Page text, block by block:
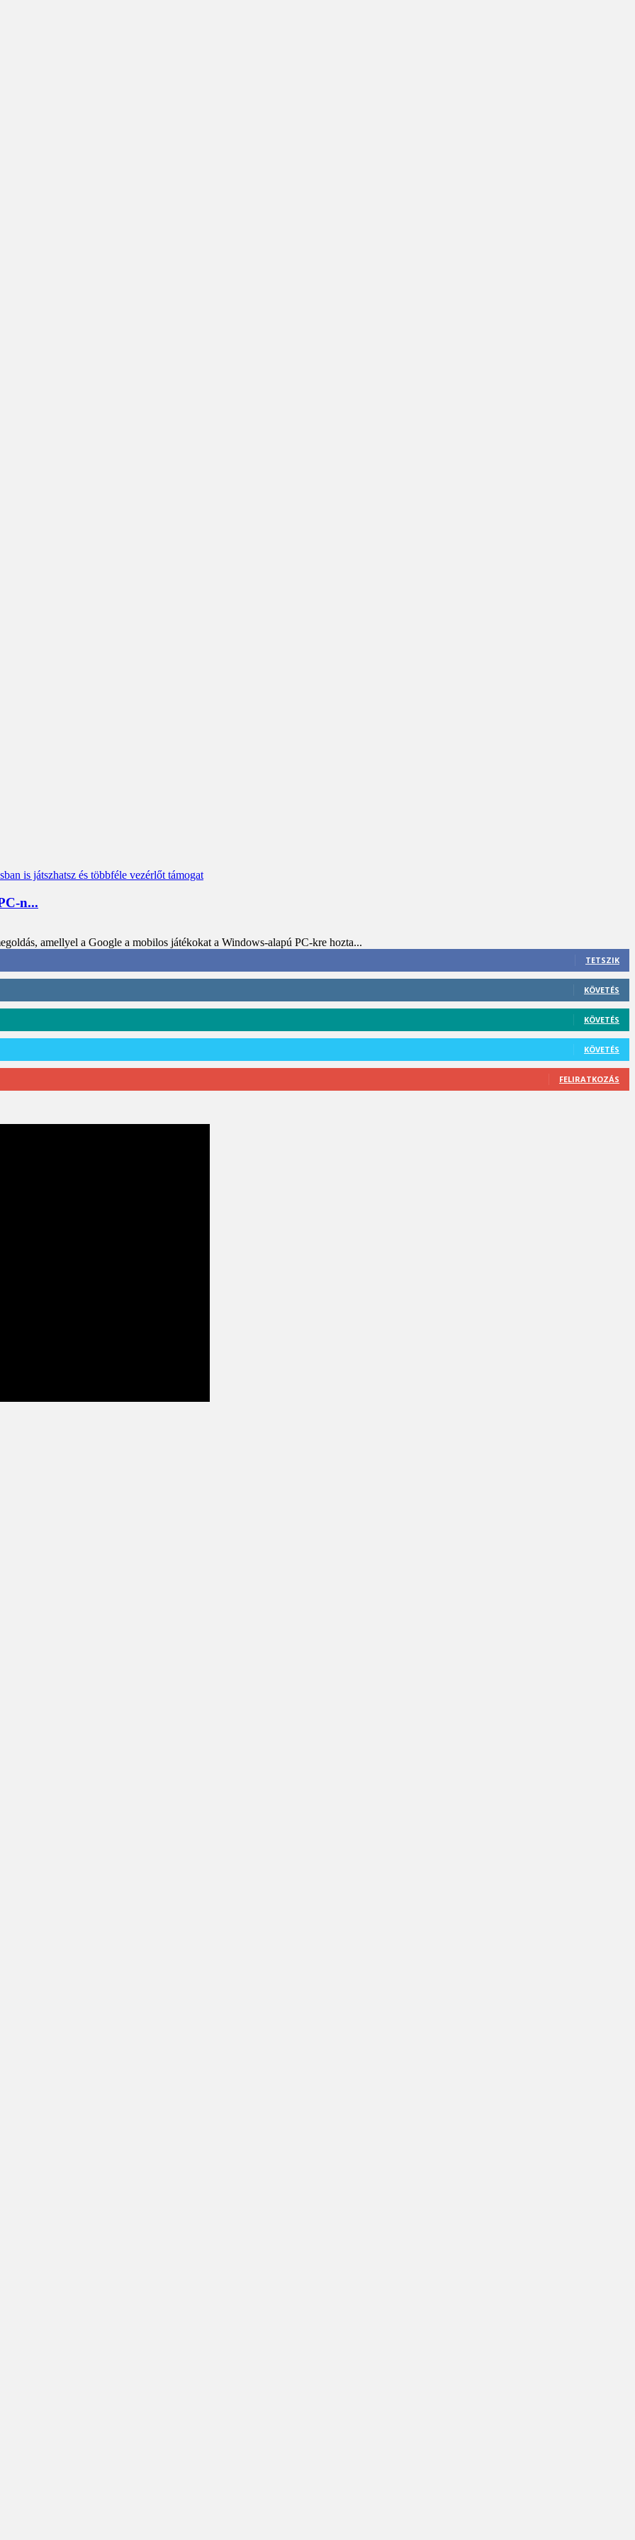
n...
amellyel a Google a mobilos játékokat a Windows-alapú PC-kre hozta...
TETSZIK
KÖVETÉS
KÖVETÉS
KÖVETÉS
FELIRATKOZÁS